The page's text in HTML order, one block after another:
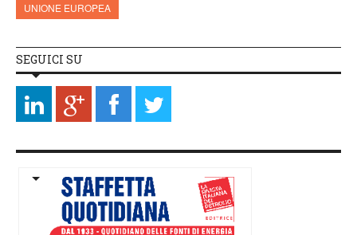
UNIONE EUROPEA
SEGUICI SU